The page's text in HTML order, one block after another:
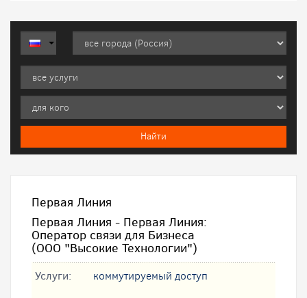
Первая Линия
Первая Линия - Первая Линия:
Оператор связи для Бизнеса
(ООО "Высокие Технологии")
Услуги: коммутируемый доступ